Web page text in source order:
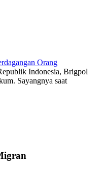
Orang
Indonesia, Brigpol
Sayangnya saat